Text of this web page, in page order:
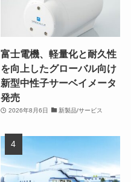
富士電機、軽量化と耐久性
を向上したグローバル向け
新型中性子サーベイメータ
発売
2026年8月6日 新製品/サービス